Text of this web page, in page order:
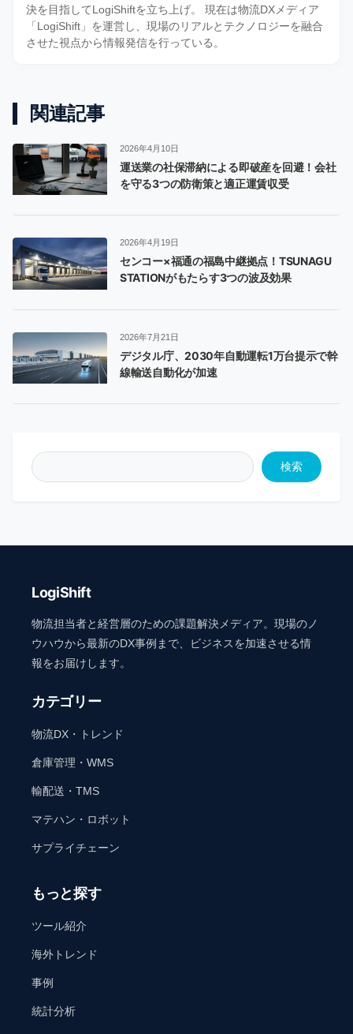
決を目指してLogiShiftを立ち上げ。 現在は物流DXメディア
「LogiShift」を運営し、現場のリアルとテクノロジーを融合
させた視点から情報発信を行っている。
関連記事
2026年4月10日
運送業の社保滞納による即破産を回避！会社
を守る3つの防衛策と適正運賃収受
2026年4月19日
センコー×福通の福島中継拠点！TSUNAGU
STATIONがもたらす3つの波及効果
2026年7月21日
デジタル庁、2030年自動運転1万台提示で幹
線輸送自動化が加速
検索
LogiShift
物流担当者と経営層のための課題解決メディア。現場のノ
ウハウから最新のDX事例まで、ビジネスを加速させる情
報をお届けします。
カテゴリー
物流DX・トレンド
倉庫管理・WMS
輸配送・TMS
マテハン・ロボット
サプライチェーン
もっと探す
ツール紹介
海外トレンド
事例
統計分析